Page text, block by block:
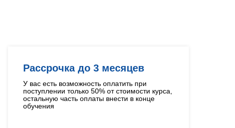
Рассрочка до 3 месяцев
У вас есть возможность оплатить при
поступлении только 50% от стоимости курса,
остальную часть оплаты внести в конце
обучения